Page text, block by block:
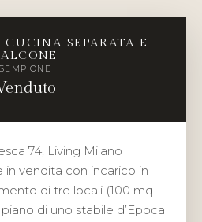
SEPARATA E
SEMPIONE
74, Living Milano
vendita con incarico in
di tre locali (100 mq
di uno stabile d’Epoca